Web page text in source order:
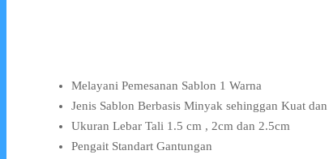
Melayani Pemesanan Sablon 1 Warna
Jenis Sablon Berbasis Minyak sehinggan Kuat
Ukuran Lebar Tali 1.5 cm , 2cm dan 2.5cm
Pengait Standart Gantungan